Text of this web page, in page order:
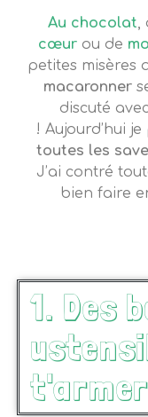
Au chocolat,
cœurou de
petites misères
macaronner
discuté
! Aujourd’hui
toutes les
J’ai contré
bien faire
1. Des